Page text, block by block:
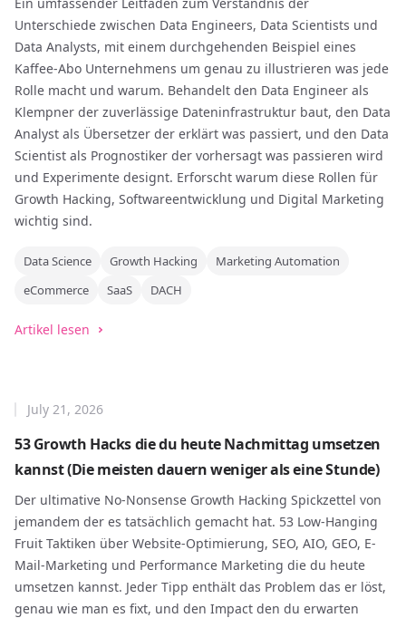
Unterschiede zwischen Data Engineers, Data Scientists und
Data Analysts, mit einem durchgehenden Beispiel eines
Kaffee-Abo Unternehmens um genau zu illustrieren was jede
Rolle macht und warum. Behandelt den Data Engineer als
Klempner der zuverlässige Dateninfrastruktur baut, den Data
Analyst als Übersetzer der erklärt was passiert, und den Data
Scientist als Prognostiker der vorhersagt was passieren wird
und Experimente designt. Erforscht warum diese Rollen für
Growth Hacking, Softwareentwicklung und Digital Marketing
wichtig sind.
Data Science Growth Hacking
Marketing Automation
eCommerce
SaaS DACH
Artikel lesen
53 Growth Hacks die du heute Nachmittag umsetzen
kannst (Die meisten dauern weniger als eine Stunde)
July 21, 2026
Der ultimative No-Nonsense Growth Hacking Spickzettel von
jemandem der es tatsächlich gemacht hat. 53 Low-Hanging
Fruit Taktiken über Website-Optimierung, SEO, AIO, GEO, E-
Mail-Marketing und Performance Marketing die du heute
umsetzen kannst. Jeder Tipp enthält das Problem das er löst,
genau wie man es fixt, und den Impact den du erwarten